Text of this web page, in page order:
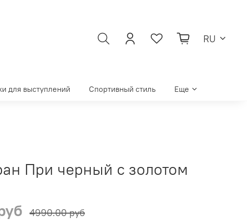
RU
для выступлений Спортивный стиль Еще
При черный c золотом
4990.00 руб